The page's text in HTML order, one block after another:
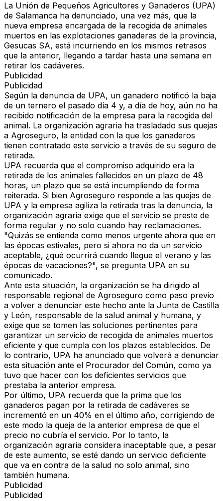
La Unión de Pequeños Agricultores y Ganaderos (UPA)
de Salamanca ha denunciado, una vez más, que la
nueva empresa encargada de la recogida de animales
muertos en las explotaciones ganaderas de la provincia,
Gesucas SA, está incurriendo en los mismos retrasos
que la anterior, llegando a tardar hasta una semana en
retirar los cadáveres.
Publicidad
Publicidad
Según la denuncia de UPA, un ganadero notificó la baja
de un ternero el pasado día 4 y, a día de hoy, aún no ha
recibido notificación de la empresa para la recogida del
animal. La organización agraria ha trasladado sus quejas
a Agroseguro, la entidad con la que los ganaderos
tienen contratado este servicio a través de su seguro de
retirada.
UPA recuerda que el compromiso adquirido era la
retirada de los animales fallecidos en un plazo de 48
horas, un plazo que se está incumpliendo de forma
reiterada. Si bien Agroseguro responde a las quejas de
UPA y la empresa agiliza la retirada tras la denuncia, la
organización agraria exige que el servicio se preste de
forma regular y no solo cuando hay reclamaciones.
"Quizás se entienda como menos urgente ahora que en
las épocas estivales, pero si ahora no da un servicio
aceptable, ¿qué ocurrirá cuando llegue el verano y las
épocas de vacaciones?", se pregunta UPA en su
comunicado.
Ante esta situación, la organización se ha dirigido al
responsable regional de Agroseguro como paso previo
a volver a denunciar este hecho ante la Junta de Castilla
y León, responsable de la salud animal y humana, y
exige que se tomen las soluciones pertinentes para
garantizar un servicio de recogida de animales muertos
eficiente y que cumpla con los plazos establecidos. De
lo contrario, UPA ha anunciado que volverá a denunciar
esta situación ante el Procurador del Común, como ya
tuvo que hacer con los deficientes servicios que
prestaba la anterior empresa.
Por último, UPA recuerda que la prima que los
ganaderos pagan por la retirada de cadáveres se
incrementó en un 40% en el último año, corrigiendo de
este modo la queja de la anterior empresa de que el
precio no cubría el servicio. Por lo tanto, la
organización agraria considera inaceptable que, a pesar
de este aumento, se esté dando un servicio deficiente
que va en contra de la salud no solo animal, sino
también humana.
Publicidad
Publicidad